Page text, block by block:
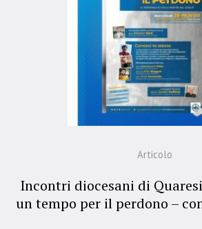
Articolo
Incontri diocesani di
un tempo per il perdono –